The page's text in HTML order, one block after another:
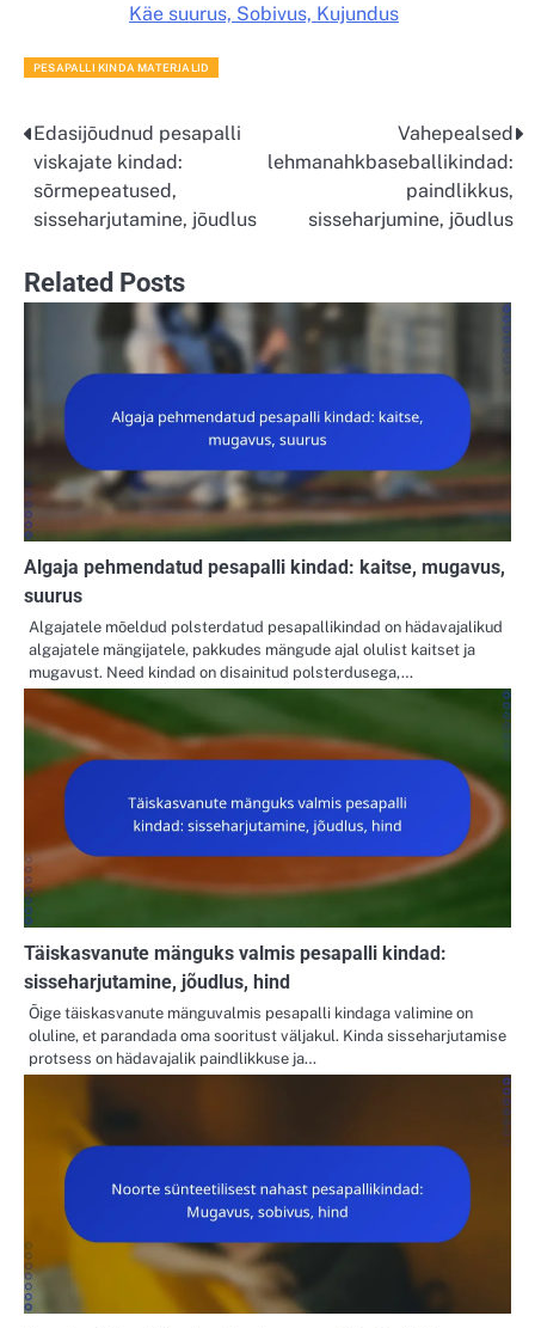
Käe suurus, Sobivus, Kujundus
PESAPALLI KINDA MATERJALID
Post
navigation
Edasijõudnud pesapalli
viskajate kindad:
sõrmepeatused,
sisseharjutamine, jõudlus
Vahepealsed
lehmanahkbaseballikindad:
paindlikkus,
sisseharjumine, jõudlus
Related Posts
Algaja pehmendatud pesapalli kindad: kaitse, mugavus,
suurus
Algajatele mõeldud polsterdatud pesapallikindad on hädavajalikud
algajatele mängijatele, pakkudes mängude ajal olulist kaitset ja
mugavust. Need kindad on disainitud polsterdusega,…
Täiskasvanute mänguks valmis pesapalli kindad:
sisseharjutamine, jõudlus, hind
Õige täiskasvanute mänguvalmis pesapalli kindaga valimine on
oluline, et parandada oma sooritust väljakul. Kinda sisseharjutamise
protsess on hädavajalik paindlikkuse ja…